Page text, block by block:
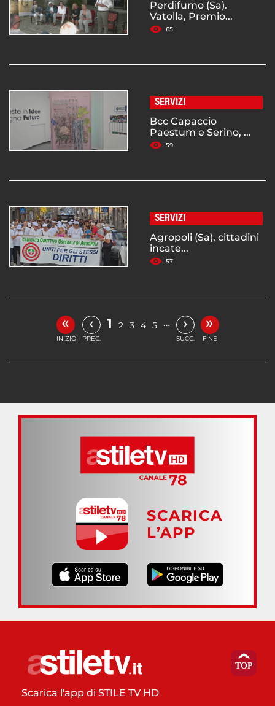
Perdifumo (Sa).
Vatolla, Premio...
65
SERVIZI
Bcc Capaccio
Paestum e Serino, ...
59
SERVIZI
Agropoli (Sa), cittadini
incate...
57
«
INIZIO
‹
PREC.
1 2 3 4 5 … ›
SUCC.
»
FINE
SCARICA
L’APP
Scarica l'app di STILE TV HD